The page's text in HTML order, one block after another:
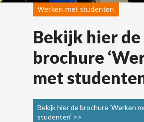
Werken met studenten
Bekijk hier de
brochure
met
Bekijk hier de brochure ‘Werken
studenten’ >>